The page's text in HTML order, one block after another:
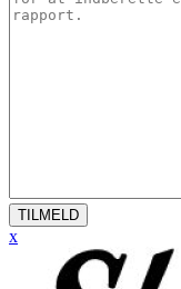
TILMELD
x